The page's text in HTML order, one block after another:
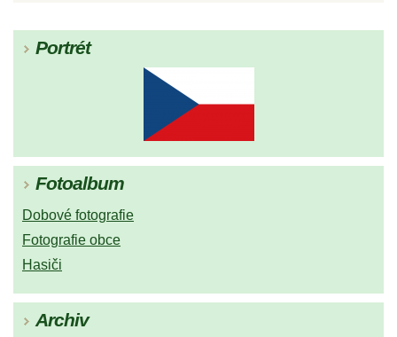
Portrét
Fotoalbum
Dobové fotografie
Fotografie obce
Hasiči
Archiv